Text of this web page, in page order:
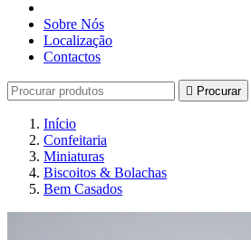
Sobre Nós
Localização
Contactos
 Procurar
Início
Confeitaria
Miniaturas
Biscoitos & Bolachas
Bem Casados